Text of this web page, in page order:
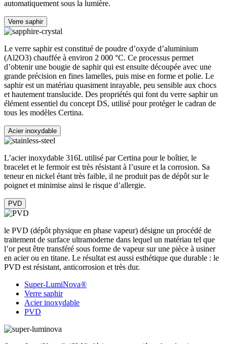
automatiquement sous la lumière.
Verre saphir
Le verre saphir est constitué de poudre d’oxyde d’aluminium
(Al2O3) chauffée à environ 2 000 °C. Ce processus permet
d’obtenir une bougie de saphir qui est ensuite découpée avec une
grande précision en fines lamelles, puis mise en forme et polie. Le
saphir est un matériau quasiment inrayable, peu sensible aux chocs
et hautement translucide. Des propriétés qui font du verre saphir un
élément essentiel du concept DS, utilisé pour protéger le cadran de
tous les modèles Certina.
Acier inoxydable
L’acier inoxydable 316L utilisé par Certina pour le boîtier, le
bracelet et le fermoir est très résistant à l’usure et la corrosion. Sa
teneur en nickel étant très faible, il ne produit pas de dépôt sur le
poignet et minimise ainsi le risque d’allergie.
PVD
le PVD (dépôt physique en phase vapeur) désigne un procédé de
traitement de surface ultramoderne dans lequel un matériau tel que
l’or peut être transféré sous forme de vapeur sur une pièce à usiner
en acier ou en titane. Le résultat est aussi esthétique que durable : le
PVD est résistant, anticorrosion et très dur.
Super-LumiNova®
Verre saphir
Acier inoxydable
PVD